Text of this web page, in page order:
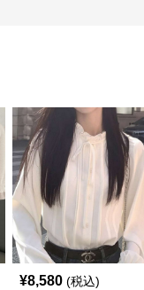
¥8,580 (税込)